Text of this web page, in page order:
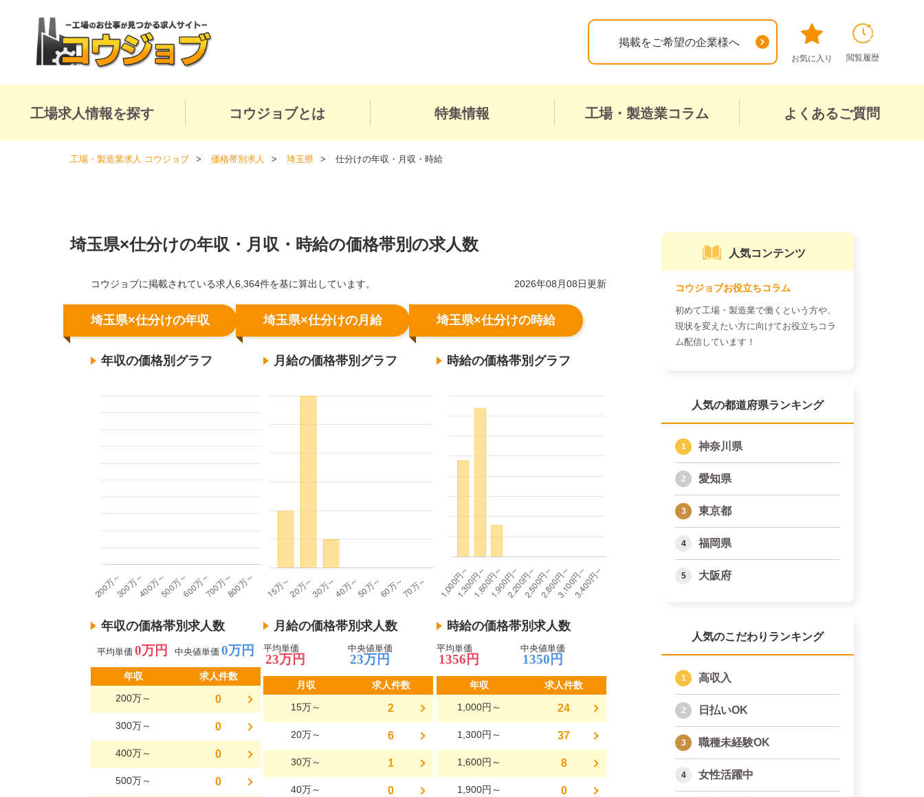
掲載をご希望の企業様へ
お気に入り 閲覧履歴
工場求人情報を探す コウジョブとは 特集情報 工場・製造業コラム よくあるご質問
工場・製造業求人 コウジョブ 価格帯別求人 埼玉県 仕分けの年収・月収・時給
埼玉県×仕分けの年収・月収・時給の価格帯別の求人数
2026年08月08日更新
コウジョブに掲載されている求人6,364件を基に算出しています。
埼玉県×仕分けの年収
年収の価格別グラフ
年収の価格帯別求人数
平均単価 0万円 中央値単価 0万円
年収
求人件数
200万～
0
300万～ 0
400万～ 0
500万～ 0
埼玉県×仕分けの月給
月給の価格帯別グラフ
月給の価格帯別求人数
平均単価
23万円
中央値単価
23万円
月収
求人件数
15万～
2
20万～ 6
30万～ 1
40万～ 0
埼玉県×仕分けの時給
時給の価格帯別グラフ
時給の価格帯別求人数
平均単価
1356円
中央値単価
1350円
年収
求人件数
1,000円～
24
1,300円～ 37
1,600円～ 8
1,900円～ 0
人気コンテンツ
コウジョブお役立ちコラム
初めて工場・製造業で働くという方や、
現状を変えたい方に向けてお役立ちコラ
ム配信しています！
人気の都道府県ランキング
神奈川県
愛知県
東京都
福岡県
大阪府
人気のこだわりランキング
高収入
日払いOK
職種未経験OK
女性活躍中